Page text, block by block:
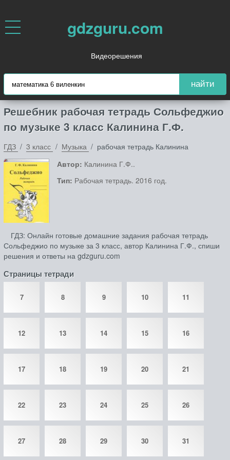
gdzguru.com
Видеорешения
найти
Решебник рабочая тетрадь Сольфеджио
по музыке 3 класс Калинина Г.Ф.
ГДЗ 3 класс Музыка
рабочая тетрадь Калинина
Автор: Калинина Г.Ф..
Тип: Рабочая тетрадь. 2016 год.
ГДЗ: Онлайн готовые домашние задания рабочая тетрадь
Сольфеджио по музыке за 3 класс, автор Калинина Г.Ф., спиши
решения и ответы на gdzguru.com
Страницы тетради
7 8 9 10 11
12 13 14 15 16
17 18 19 20 21
22 23 24 25 26
27 28 29 30 31